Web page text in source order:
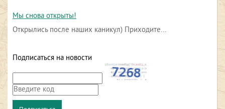
Мы снова открыты!
Открылись после наших каникул) Приходите...
Подписаться на новости